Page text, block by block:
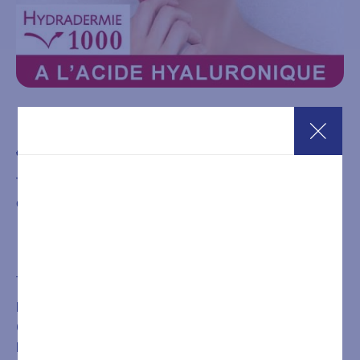
€
Trattamento viso professionale di alta gamma,
considerato una vera alternativa alla medicina estetica.
È NECESSARIA LA PRENOTAZIONE DEL TRATTAMENTO
O DEL PERCORSO ACQUISTATO CHIAMANDO IL
NUMERO